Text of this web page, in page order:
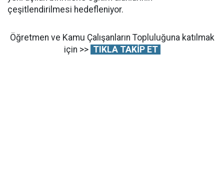
çeşitlendirilmesi hedefleniyor.
Öğretmen ve Kamu Çalışanların Topluluğuna katılmak
için >> TIKLA TAKİP ET